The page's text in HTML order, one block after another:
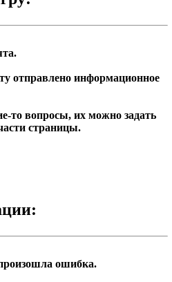
отправлено информационное
то вопросы, их можно задать
страницы.
ошибка.